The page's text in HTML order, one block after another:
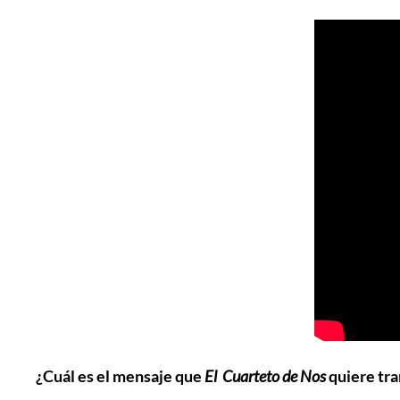
¿Cuál es el mensaje que El Cuarteto de Nosquiere